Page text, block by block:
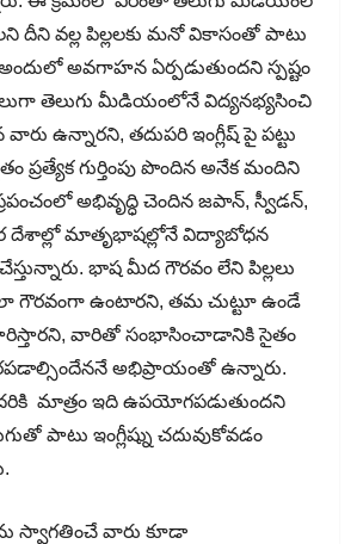
దీని వల్ల పిల్లలకు మనో వికాసంతో పాటు
అవగాహన ఏర్పడుతుందని స్పష్టం
తెలుగు మీడియంలోనే విద్యనభ్యసించి
ఉన్నారని, తదుపరి ఇంగ్లీష్ పై పట్టు
ప్రత్యేక గుర్తింపు పొందిన అనేక మందిని
అభివృద్ధి చెందిన జపాన్, స్వీడన్,
దేశాల్లో మాతృభాషల్లోనే విద్యాబోధన
చేస్తున్నారు. భాష మీద గౌరవం లేని పిల్లలు
ఎలా గౌరవంగా ఉంటారని, తమ చుట్టూ ఉండే
వారితో సంభాసించాడానికి సైతం
అభిప్రాయంతో ఉన్నారు.
మాత్రం ఇది ఉపయోగపడుతుందని
పాటు ఇంగ్లీష్ను చదువుకోవడం
స్వాగతించే వారు కూడా